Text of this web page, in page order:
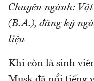
Chuyên ngành:
(B.A.), đăng ký
liệu
Khi còn là sinh